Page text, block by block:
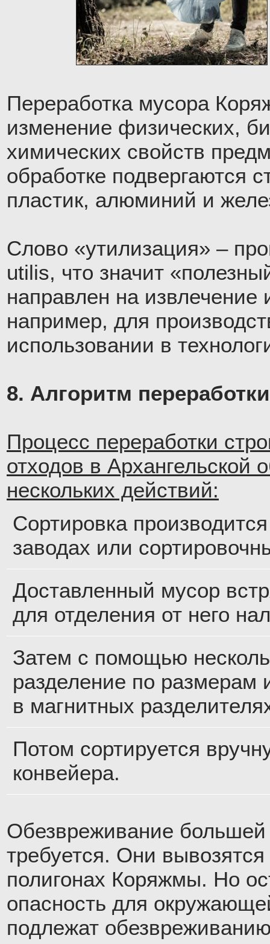
Переработка мусора
изменение физических,
химических свойств
обработке подвергаются
пластик, алюминий и
Слово «утилизация» –
utilis, что значит
направлен на извлечение
например, для
использовании в
8. Алгоритм
Процесс переработки
отходов в Архангельской
нескольких действий:
Сортировка
заводах или
Доставленный мусор
для отделения от него
Затем с помощью
разделение по размерам
в магнитных
Потом сортируется
конвейера.
Обезвреживание большей
требуется. Они
полигонах Коряжмы. Но
опасность для
подлежат